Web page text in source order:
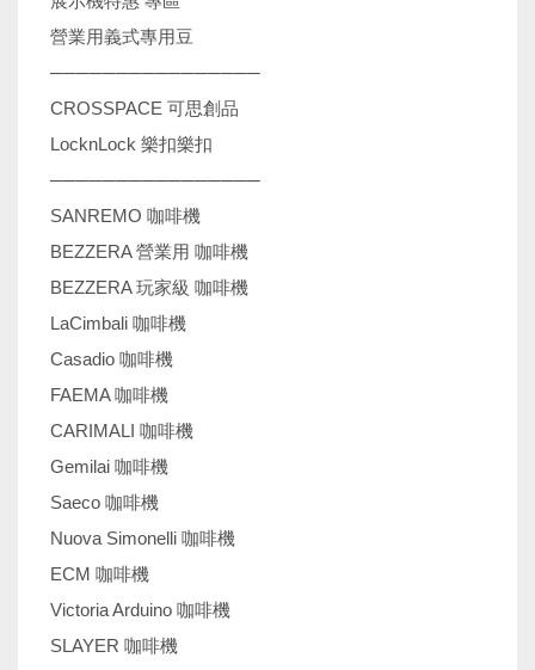
營業用義式專用豆
────────────────
CROSSPACE 可思創品
LocknLock 樂扣樂扣
────────────────
SANREMO 咖啡機
BEZZERA 營業用 咖啡機
BEZZERA 玩家級 咖啡機
LaCimbali 咖啡機
Casadio 咖啡機
FAEMA 咖啡機
CARIMALI 咖啡機
Gemilai 咖啡機
Saeco 咖啡機
Nuova Simonelli 咖啡機
ECM 咖啡機
Victoria Arduino 咖啡機
SLAYER 咖啡機